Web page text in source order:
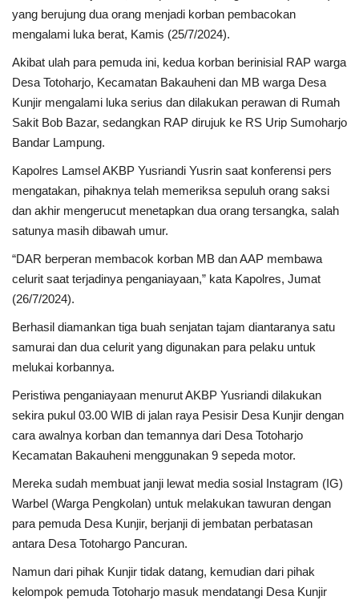
Kesehatan
Layanan Publik
Perempuan/Anak
yang berujung dua orang menjadi korban pembacokan
mengalami luka berat, Kamis (25/7/2024).
Akibat ulah para pemuda ini, kedua korban berinisial RAP warga
Desa Totoharjo, Kecamatan Bakauheni dan MB warga Desa
Kunjir mengalami luka serius dan dilakukan perawan di Rumah
Sakit Bob Bazar, sedangkan RAP dirujuk ke RS Urip Sumoharjo
Bandar Lampung.
Kapolres Lamsel AKBP Yusriandi Yusrin saat konferensi pers
mengatakan, pihaknya telah memeriksa sepuluh orang saksi
dan akhir mengerucut menetapkan dua orang tersangka, salah
satunya masih dibawah umur.
“DAR berperan membacok korban MB dan AAP membawa
celurit saat terjadinya penganiayaan,” kata Kapolres, Jumat
(26/7/2024).
Berhasil diamankan tiga buah senjatan tajam diantaranya satu
samurai dan dua celurit yang digunakan para pelaku untuk
melukai korbannya.
Peristiwa penganiayaan menurut AKBP Yusriandi dilakukan
sekira pukul 03.00 WIB di jalan raya Pesisir Desa Kunjir dengan
cara awalnya korban dan temannya dari Desa Totoharjo
Kecamatan Bakauheni menggunakan 9 sepeda motor.
Mereka sudah membuat janji lewat media sosial Instagram (IG)
Warbel (Warga Pengkolan) untuk melakukan tawuran dengan
para pemuda Desa Kunjir, berjanji di jembatan perbatasan
antara Desa Totohargo Pancuran.
Namun dari pihak Kunjir tidak datang, kemudian dari pihak
kelompok pemuda Totoharjo masuk mendatangi Desa Kunjir